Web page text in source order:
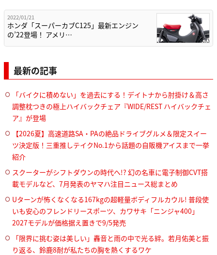
2022/01/21
ホンダ「スーパーカブC125」最新エンジン
の’22登場！ アメリ…
最新の記事
「バイクに積めない」を過去にする！デイトナから肘掛け＆高さ
調整枕つきの極上ハイバックチェア『WIDE/REST ハイバックチェ
ア』が登場
【2026夏】高速道路SA・PAの絶品ドライブグルメ＆限定スイー
ツ決定版！三重推しテイクNo.1から話題の自販機アイスまで一挙
紹介
スクーターがシフトダウンの時代へ!? 幻の名車に電子制御CVT搭
載モデルなど、7月発表のヤマハ注目ニュース総まとめ
Uターンが怖くなくなる167kgの超軽量ボディフルカウル! 普段使
いも安心のフレンドリースポーツ、カワサキ「ニンジャ400」
2027モデルが価格据え置きで9/5発売
「限界に挑む姿は美しい」轟音と雨の中で光る絆。若月佑美と振
り返る、鈴鹿8耐が私たちの胸を熱くするワケ